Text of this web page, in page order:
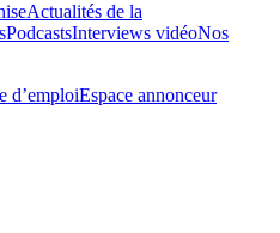
Actualités de la
PodcastsInterviews vidéoNos
d’emploiEspace annonceur